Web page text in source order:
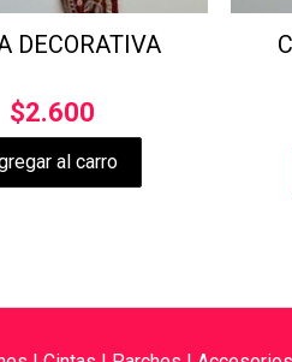
DECORATIVA
$2.600
al carro